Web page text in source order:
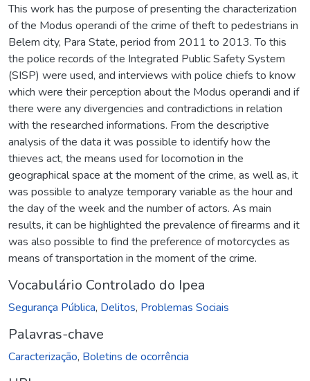
This work has the purpose of presenting the characterization
of the Modus operandi of the crime of theft to pedestrians in
Belem city, Para State, period from 2011 to 2013. To this
the police records of the Integrated Public Safety System
(SISP) were used, and interviews with police chiefs to know
which were their perception about the Modus operandi and if
there were any divergencies and contradictions in relation
with the researched informations. From the descriptive
analysis of the data it was possible to identify how the
thieves act, the means used for locomotion in the
geographical space at the moment of the crime, as well as, it
was possible to analyze temporary variable as the hour and
the day of the week and the number of actors. As main
results, it can be highlighted the prevalence of firearms and it
was also possible to find the preference of motorcycles as
means of transportation in the moment of the crime.
Vocabulário Controlado do Ipea
Segurança Pública, Delitos, Problemas Sociais
Palavras-chave
Caracterização, Boletins de ocorrência